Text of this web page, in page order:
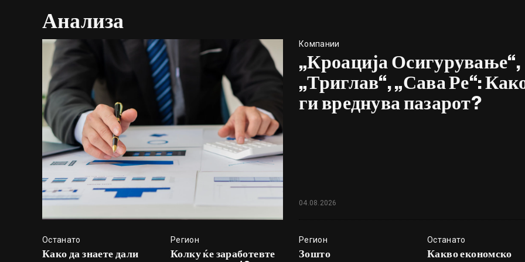
Анализа
Компании
„Кроација Осигурување“,
„Триглав“, „Сава Ре“:
ги вреднува пазарот?
04.08.2026
Останато
Како да знаете дали
Регион
Колку ќе заработевте
Регион
Зошто
Останато
Какво економско